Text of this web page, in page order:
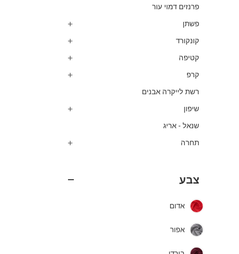
פרנזים דמוי עור
פשתן
קונקורד
קטיפה
קרפ
רשת לייקרה אבנים
שיפון
שנאל - אריג
תחרה
צבע
אדום
אפור